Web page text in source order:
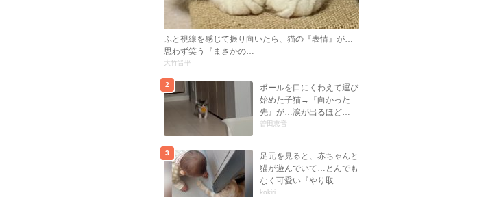
ふと視線を感じて振り向いたら、猫の『表情』が…
思わず笑う『まさかの…
大竹晋平
2
ボールを口にくわえて運び
始めた子猫→『向かった
先』が…涙が出るほど…
曽田恵音
3
足元を見ると、赤ちゃんと
猫が遊んでいて…とんでも
なく可愛い『やり取…
kokiri